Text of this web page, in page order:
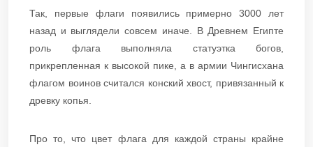
Так, первые флаги появились примерно 3000 лет
назад и выглядели совсем иначе. В Древнем Египте
роль флага выполняла статуэтка богов,
прикрепленная к высокой пике, а в армии Чингисхана
флагом воинов считался конский хвост, привязанный к
древку копья.
Про то, что цвет флага для каждой страны крайне